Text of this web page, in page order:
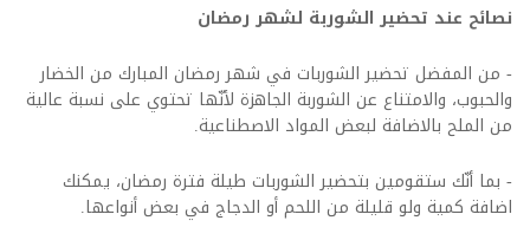
نصائح عند تحضير الشوربة لشهر رمضان
- من المفضل تحضير الشوربات في شهر رمضان المبارك من الخضار
والحبوب، والامتناع عن الشوربة الجاهزة لأنّها تحتوي على نسبة عالية
من الملح بالاضافة لبعض المواد الاصطناعية.
- بما أنّك ستقومين بتحضير الشوربات طيلة فترة رمضان، يمكنك
اضافة كمية ولو قليلة من اللحم أو الدجاج في بعض أنواعها.